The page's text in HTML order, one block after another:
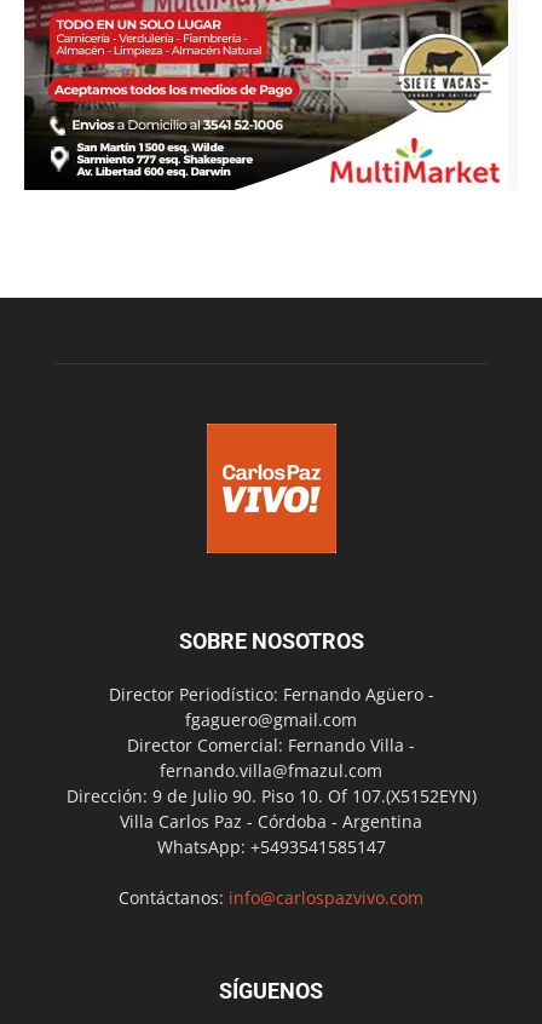
SOBRE NOSOTROS
Director Periodístico: Fernando Agüero -
fgaguero@gmail.com
Director Comercial: Fernando Villa -
fernando.villa@fmazul.com
Dirección: 9 de Julio 90. Piso 10. Of 107.(X5152EYN)
Villa Carlos Paz - Córdoba - Argentina
WhatsApp: +5493541585147
Contáctanos: info@carlospazvivo.com
SÍGUENOS